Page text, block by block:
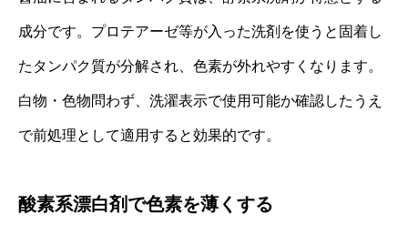
成分です。プロテアーゼ等が入った洗剤を使うと固着し
たタンパク質が分解され、色素が外れやすくなります。
白物・色物問わず、洗濯表示で使用可能か確認したうえ
で前処理として適用すると効果的です。
酸素系漂白剤で色素を薄くする